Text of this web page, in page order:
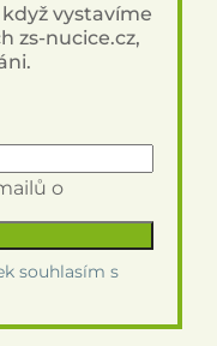
vystavíme
zs-nucice.cz,
o
souhlasím s